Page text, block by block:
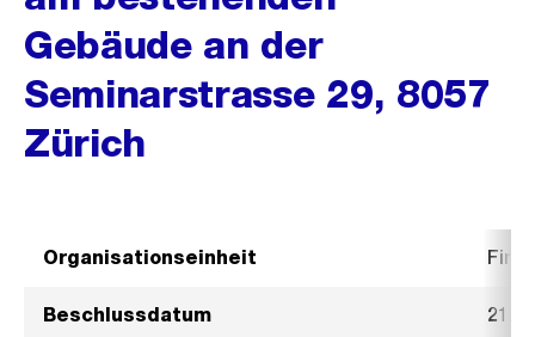
Gebäude an der
Seminarstrasse 29, 8057
Zürich
Organisationseinheit
Beschlussdatum 21.